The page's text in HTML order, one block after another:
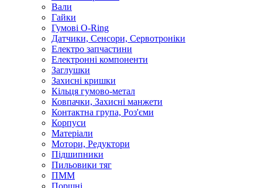
Вали
Гайки
Гумові O-Ring
Датчики, Сенсори, Сервотроніки
Електро запчастини
Електронні компоненти
Заглушки
Захисні кришки
Кільця гумово-метал
Ковпачки, Захисні манжети
Контактна група, Роз'єми
Корпуси
Матеріали
Мотори, Редуктори
Підшипники
Пильовики тяг
ПММ
Поршні